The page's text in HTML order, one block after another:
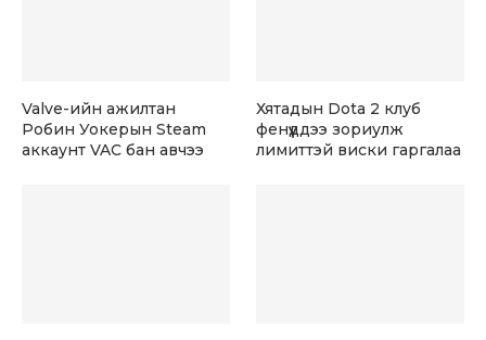
Valve-ийн ажилтан
Робин Уокерын Steam
аккаунт VAC бан авчээ
Хятадын Dota 2 клуб
фенүүддээ зориулж
лимиттэй виски гаргалаа